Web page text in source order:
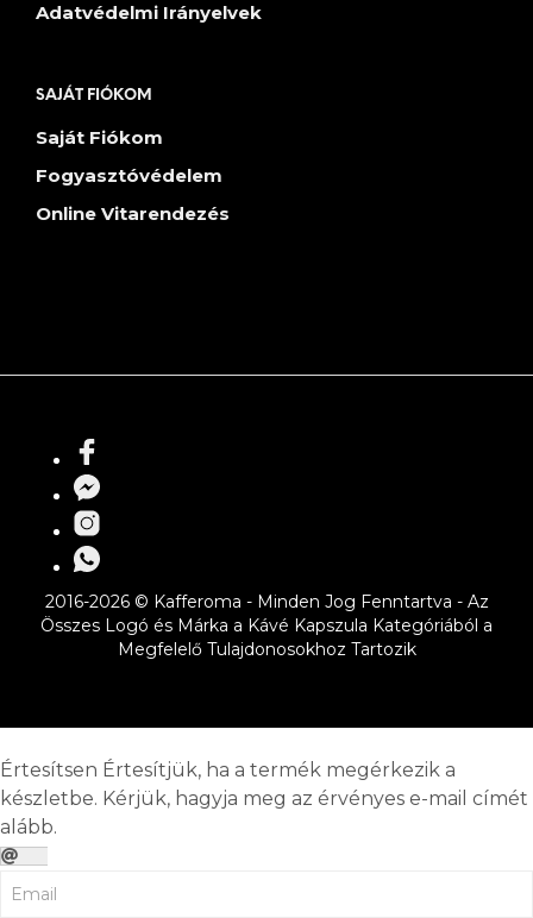
Adatvédelmi Irányelvek
SAJÁT FIÓKOM
Saját Fiókom
Fogyasztóvédelem
Online Vitarendezés
2016-2026 © Kafferoma - Minden Jog Fenntartva - Az
Összes Logó és Márka a Kávé Kapszula Kategóriából a
Megfelelő Tulajdonosokhoz Tartozik
Értesítsen Értesítjük, ha a termék megérkezik a
készletbe. Kérjük, hagyja meg az érvényes e-mail címét
alább.